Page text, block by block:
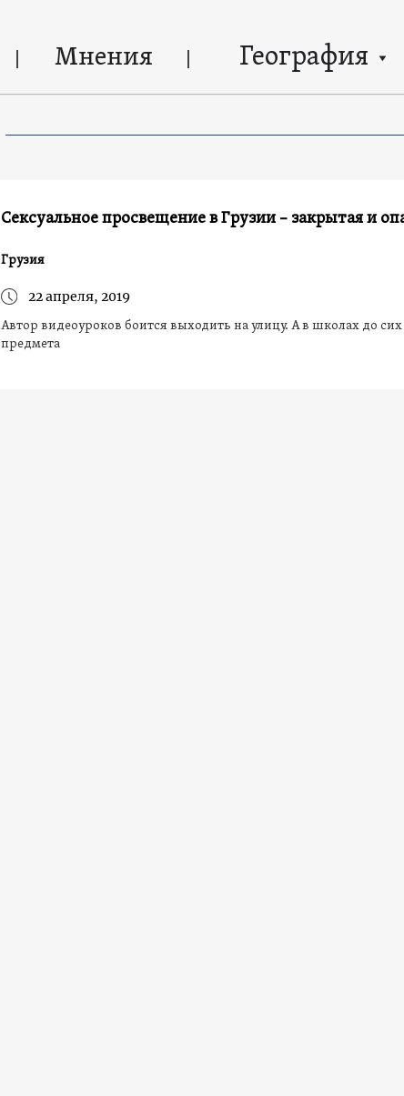
Мнения География
Сексуальное просвещение в Грузии – закрытая и
Грузия
22 апреля, 2019
Автор видеоуроков боится выходить на улицу. А в школах до сих
предмета